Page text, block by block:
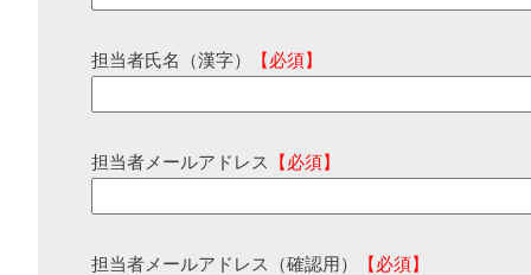
担当者氏名（漢字） 【必須】
担当者メールアドレス 【必須】
担当者メールアドレス（確認用） 【必須】